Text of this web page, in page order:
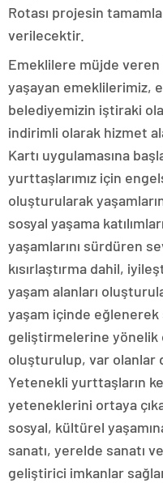
Rotası projesin
verilecektir.
Emeklilere müjde
yaşayan emeklilerimiz,
belediyemizin iştiraki
indirimli olarak hizmet
Kartı uygulamasına
yurttaşlarımız için
oluşturularak
sosyal yaşama
yaşamlarını sürdüren
kısırlaştırma dahil,
yaşam alanları
yaşam içinde
geliştirmelerine yönelik
oluşturulup, var olanlar
Yetenekli yurttaşların
yeteneklerini ortaya
sosyal, kültürel
sanatı, yerelde sanatı
geliştirici imkanlar